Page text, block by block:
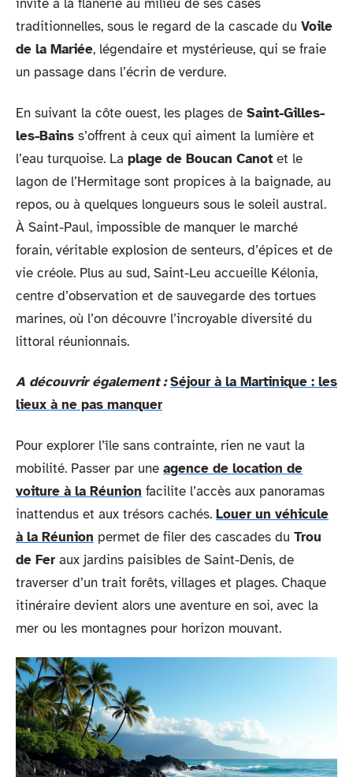
invite à la flânerie au milieu de ses cases
traditionnelles, sous le regard de la cascade du Voile
de la Mariée, légendaire et mystérieuse, qui se fraie
un passage dans l’écrin de verdure.
En suivant la côte ouest, les plages de Saint-Gilles-
les-Bains s’offrent à ceux qui aiment la lumière et
l’eau turquoise. La plage de Boucan Canot et le
lagon de l’Hermitage sont propices à la baignade, au
repos, ou à quelques longueurs sous le soleil austral.
À Saint-Paul, impossible de manquer le marché
forain, véritable explosion de senteurs, d’épices et de
vie créole. Plus au sud, Saint-Leu accueille Kélonia,
centre d’observation et de sauvegarde des tortues
marines, où l’on découvre l’incroyable diversité du
littoral réunionnais.
A découvrir également : Séjour à la Martinique : les
lieux à ne pas manquer
Pour explorer l’île sans contrainte, rien ne vaut la
mobilité. Passer par une agence de location de
voiture à la Réunion facilite l’accès aux panoramas
inattendus et aux trésors cachés. Louer un véhicule
à la Réunion permet de filer des cascades du Trou
de Fer aux jardins paisibles de Saint-Denis, de
traverser d’un trait forêts, villages et plages. Chaque
itinéraire devient alors une aventure en soi, avec la
mer ou les montagnes pour horizon mouvant.